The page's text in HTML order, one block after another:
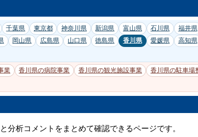
千葉県 東京都 神奈川県 新潟県 富山県 石川県 福井県
岡山県 広島県 山口県 徳島県 香川県 愛媛県 高知県
業 香川県の病院事業 香川県の観光施設事業
香川県の駐車場
分析コメントをまとめて確認できるページです。